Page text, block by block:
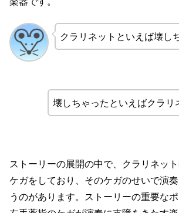
クラリネットといえば壊し
壊しちゃったといえばクラリ
ストーリーの展開の中で、クラリネッ
ケガをしており、そのケガのせいで演
うのがあります。ストーリーの重要なポ